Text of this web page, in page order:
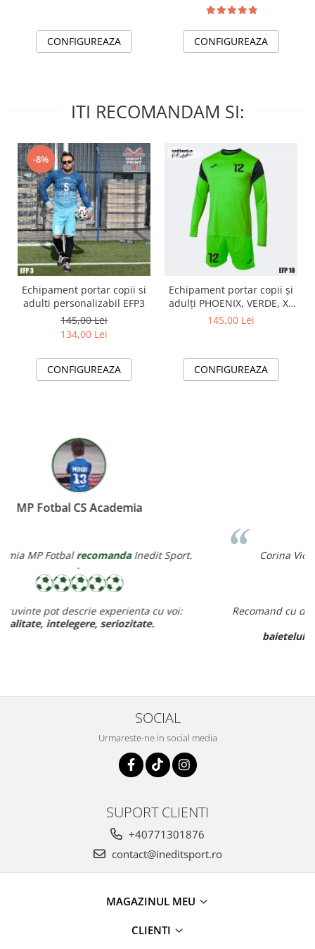
CONFIGUREAZA CONFIGUREAZA
ITI RECOMANDAM SI:
-8%
Echipament portar copii si
adulti personalizabil EFP3
145,00 Lei
134,00 Lei
CONFIGUREAZA
Echipament portar copii și
adulți PHOENIX, VERDE, XL
EFP10
145,00 Lei
CONFIGUREAZA
Miereanu Corina
Corina Violeta Miereanrecomanda Inedit Sport.
Recomand cu drag inedit sport pt rapiditate, calitate si pret
ff bun,
baietelul e ff incantat de noul lui echipament.
SOCIAL
Urmareste-ne in social media
SUPORT CLIENTI
+40771301876
contact@ineditsport.ro
MAGAZINUL MEU
CLIENTI